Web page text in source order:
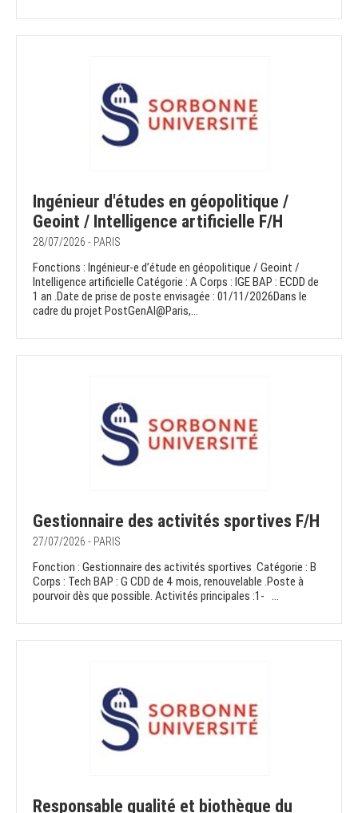
Ingénieur d'études en géopolitique /
Geoint / Intelligence artificielle F/H
28/07/2026 - PARIS
Fonctions : Ingénieur-e d’étude en géopolitique / Geoint /
Intelligence artificielle Catégorie : A Corps : IGE BAP : ECDD de
1 an .Date de prise de poste envisagée : 01/11/2026Dans le
cadre du projet PostGenAI@Paris,...
Gestionnaire des activités sportives F/H
27/07/2026 - PARIS
Fonction : Gestionnaire des activités sportives Catégorie : B
Corps : Tech BAP : G CDD de 4 mois, renouvelable .Poste à
pourvoir dès que possible. Activités principales :1- ...
Responsable qualité et biothèque du